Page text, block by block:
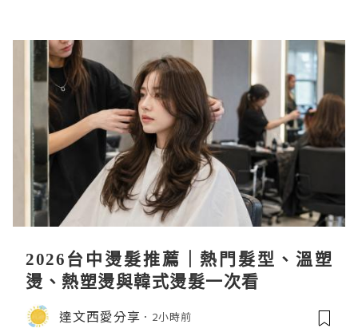
2026台中燙髮推薦｜熱門髮型、溫塑
燙、熱塑燙與韓式燙髮一次看
達文西愛分享 2小時前